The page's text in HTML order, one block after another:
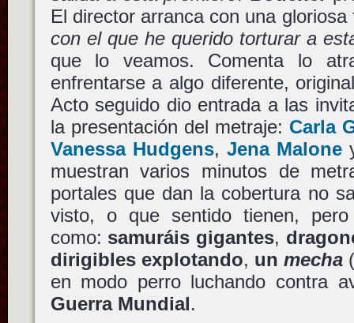
El director arranca con una gloriosa
con el que he querido torturar a
que lo veamos. Comenta lo
enfrentarse a algo diferente,
Acto seguido dio entrada a las
la presentación del metraje: Carla
Vanessa Hudgens, Jena Malone
muestran varios minutos de
portales que dan la cobertura no
visto, o que sentido tienen,
como: samuráis gigantes,
dirigibles explotando, un mecha
en modo perro luchando contra
Guerra Mundial.